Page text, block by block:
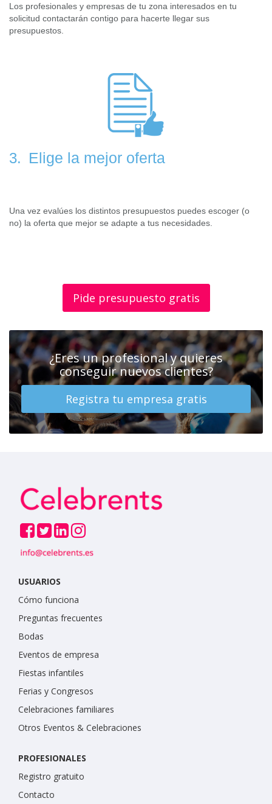
Los profesionales y empresas de tu zona interesados en tu
solicitud contactarán contigo para hacerte llegar sus
presupuestos.
3. Elige la mejor oferta
Una vez evalúes los distintos presupuestos puedes escoger (o
no) la oferta que mejor se adapte a tus necesidades.
Pide presupuesto gratis
¿Eres un profesional y quieres
conseguir nuevos clientes?
Registra tu empresa gratis
USUARIOS
Cómo funciona
Preguntas frecuentes
Bodas
Eventos de empresa
Fiestas infantiles
Ferias y Congresos
Celebraciones familiares
Otros Eventos & Celebraciones
PROFESIONALES
Registro gratuito
Contacto